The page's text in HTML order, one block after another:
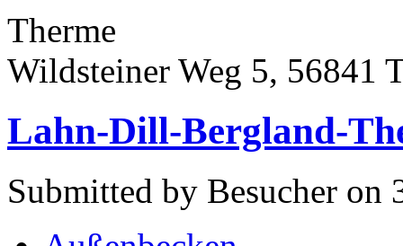
Therme
Wildsteiner Weg 5, 56841
Lahn-Dill-Bergland-
Submitted by Besucher on